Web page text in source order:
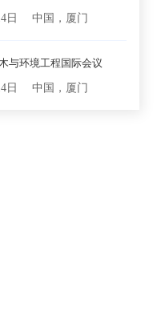
日 中国，厦门
与环境工程国际会议
日 中国，厦门